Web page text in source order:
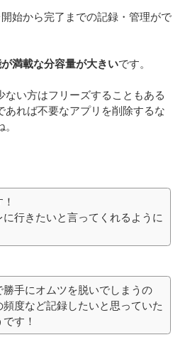
始から完了までの記録・管理がで
満載な分容量が大きいです。
ない方はフリーズすることもある
あれば不要なアプリを削除するな
に行きたいと言ってくれるように
手にオムツを脱いでしまうの
度など記録したいと思っていた
す！